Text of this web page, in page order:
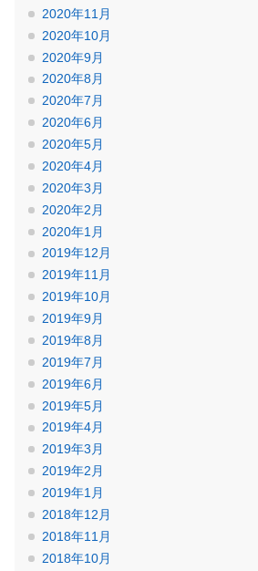
2020年11月
2020年10月
2020年9月
2020年8月
2020年7月
2020年6月
2020年5月
2020年4月
2020年3月
2020年2月
2020年1月
2019年12月
2019年11月
2019年10月
2019年9月
2019年8月
2019年7月
2019年6月
2019年5月
2019年4月
2019年3月
2019年2月
2019年1月
2018年12月
2018年11月
2018年10月